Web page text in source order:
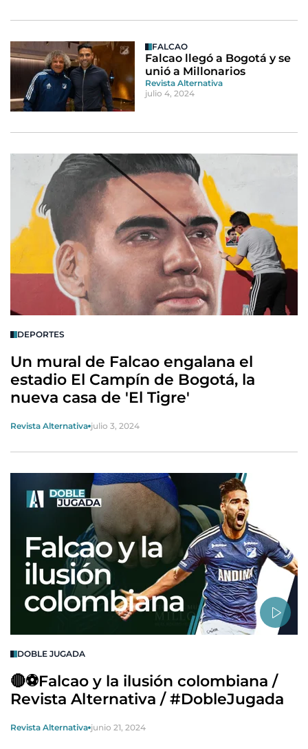
FALCAO
Falcao llegó a Bogotá y se
unió a Millonarios
Revista Alternativa
julio 4, 2024
DEPORTES
Un mural de Falcao engalana el
estadio El Campín de Bogotá, la
nueva casa de 'El Tigre'
Revista Alternativa julio 3, 2024
DOBLE JUGADA
🔴⚽Falcao y la ilusión colombiana /
Revista Alternativa / #DobleJugada
Revista Alternativa junio 21, 2024